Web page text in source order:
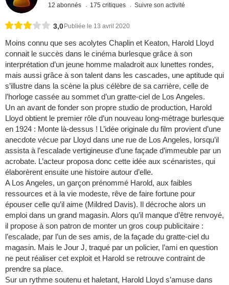
12 abonnés 175 critiques Suivre son activité
3,0 Publiée le 13 avril 2020
Moins connu que ses acolytes Chaplin et Keaton, Harold Lloyd
connait le succès dans le cinéma burlesque grâce à son
interprétation d’un jeune homme maladroit aux lunettes rondes,
mais aussi grâce à son talent dans les cascades, une aptitude qui
s’illustre dans la scène la plus célèbre de sa carrière, celle de
l’horloge cassée au sommet d’un gratte-ciel de Los Angeles.
Un an avant de fonder son propre studio de production, Harold
Lloyd obtient le premier rôle d’un nouveau long-métrage burlesque
en 1924 : Monte là-dessus ! L’idée originale du film provient d’une
anecdote vécue par Lloyd dans une rue de Los Angeles, lorsqu’il
assista à l’escalade vertigineuse d’une façade d’immeuble par un
acrobate. L’acteur proposa donc cette idée aux scénaristes, qui
élaborèrent ensuite une histoire autour d’elle.
A Los Angeles, un garçon prénommé Harold, aux faibles
ressources et à la vie modeste, rêve de faire fortune pour
épouser celle qu’il aime (Mildred Davis). Il décroche alors un
emploi dans un grand magasin. Alors qu’il manque d’être renvoyé,
il propose à son patron de monter un gros coup publicitaire :
l’escalade, par l’un de ses amis, de la façade du gratte-ciel du
magasin. Mais le Jour J, traqué par un policier, l’ami en question
ne peut réaliser cet exploit et Harold se retrouve contraint de
prendre sa place.
Sur un rythme soutenu et haletant, Harold Lloyd s’amuse dans